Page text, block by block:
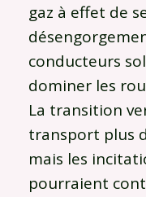
gaz à effet de
conducteurs
dominer les
La transition
transport plus
mais les
pourraient